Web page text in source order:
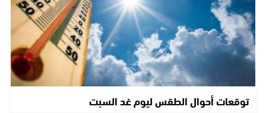
توقعات أحوال الطقس ليوم غد السبت